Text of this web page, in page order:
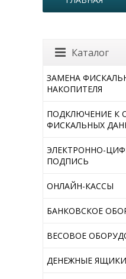
Каталог
ЗАМЕНА
НАКОПИТЕЛЯ
ПОДКЛЮЧЕНИЕ К
ФИСКАЛЬНЫХ
ЭЛЕКТРОННО-
ПОДПИСЬ
ОНЛАЙН-КАССЫ
БАНКОВСКОЕ
ВЕСОВОЕ
ДЕНЕЖНЫЕ ЯЩИКИ